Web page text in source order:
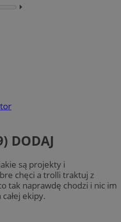
⏵︎
DODAJ
są projekty i
chęci a trolli traktuj z
tak naprawdę chodzi i nic im
ekipy.